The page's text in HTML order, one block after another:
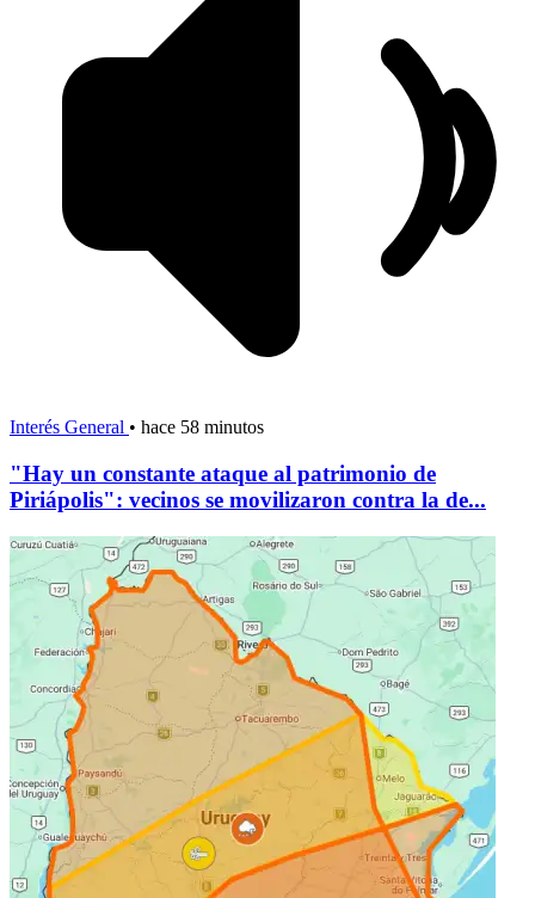
Interés General • hace 58 minutos
"Hay un constante ataque al patrimonio de
Piriápolis": vecinos se movilizaron contra la de...